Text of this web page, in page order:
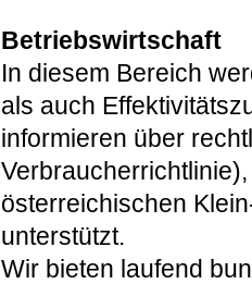
Betriebswirtschaft
In diesem Bereich
als auch
informieren über
österreichischen
unterstützt.
Wir bieten laufend